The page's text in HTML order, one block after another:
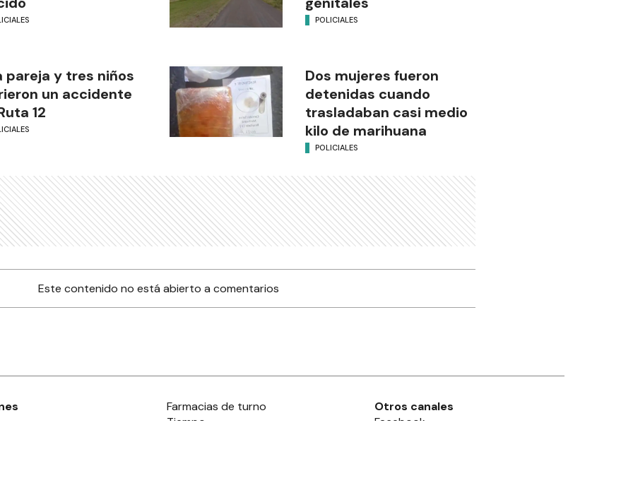
POLICIALES
pareja y tres niños
un accidente
12
Dos mujeres fueron
detenidas cuando
trasladaban casi medio
kilo de marihuana
POLICIALES
Este contenido no está abierto a comentarios
Farmacias de turno
Tiempo
Otros canales
Facebook